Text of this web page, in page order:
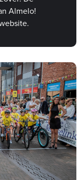
Almelo!